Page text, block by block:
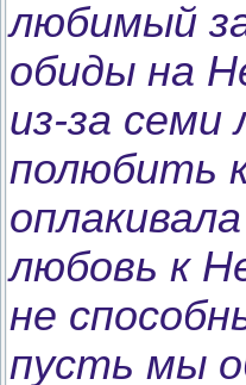
любимый
обиды на
из-за семи
полюбить
любовь к
не
пусть мы